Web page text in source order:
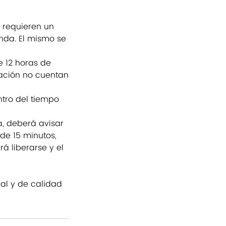
requieren un
El mismo se
horas de
no cuentan
del tiempo
deberá avisar
15 minutos,
liberarse y el
y de calidad